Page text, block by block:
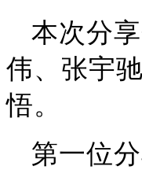
本次分
伟、张宇
悟。
第一位